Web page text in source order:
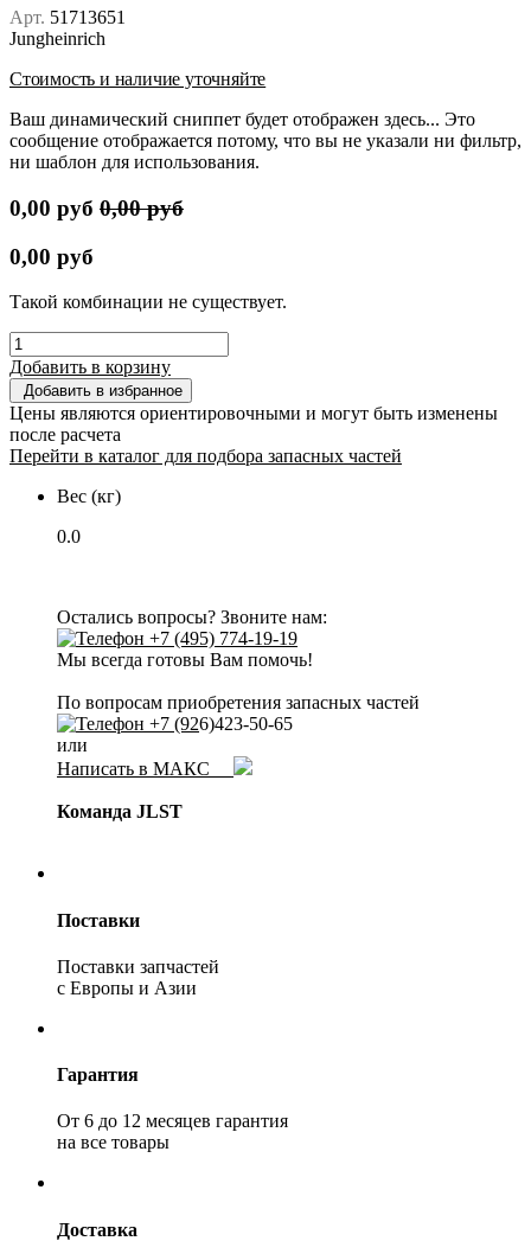
Арт. 51713651
Jungheinrich
Стоимость и наличие уточняйте
Ваш динамический сниппет будет отображен здесь... Это
сообщение отображается потому, что вы не указали ни фильтр,
ни шаблон для использования.
0,00 руб 0,00руб
0,00 руб
Такой комбинации не существует.
Добавить в корзину
Добавить в избранное
Цены являются ориентировочными и могут быть изменены
после расчета
Перейти в каталог для подбора запасных частей
Вес (кг)
0.0
Остались вопросы? Звоните нам:
+7 (495) 774-19-19
Мы всегда готовы Вам помочь!
По вопросам приобретения запасных частей
+7 (926)423-50-65
или
Написать в МАКС
Команда JLST
Поставки
Поставки запчастей
с Европы и Азии
Гарантия
От 6 до 12 месяцев гарантия
на все товары
Доставка